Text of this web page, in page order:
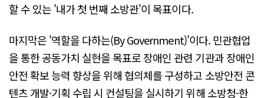
할 수 있는 '내가 첫 번째 소방관'이 목표이다.
마지막은 '역할을 다하는(By Government)'이다. 민관협업
을 통한 공동가치 실현을 목표로 장애인 관련 기관과 장애인
안전 확보 능력 향상을 위해 협의체를 구성하고 소방안전 콘
텐츠 개발·기획 수립 시 컨설팅을 실시하기 위해 소방청-한